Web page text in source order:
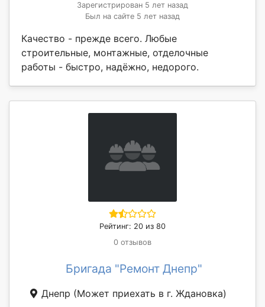
Зарегистрирован 5 лет назад
Был на сайте 5 лет назад
Качество - прежде всего. Любые
строительные, монтажные, отделочные
работы - быстро, надёжно, недорого.
Рейтинг: 20 из 80
0 отзывов
Бригада "Ремонт Днепр"
Днепр (Может приехать в г. Ждановка)